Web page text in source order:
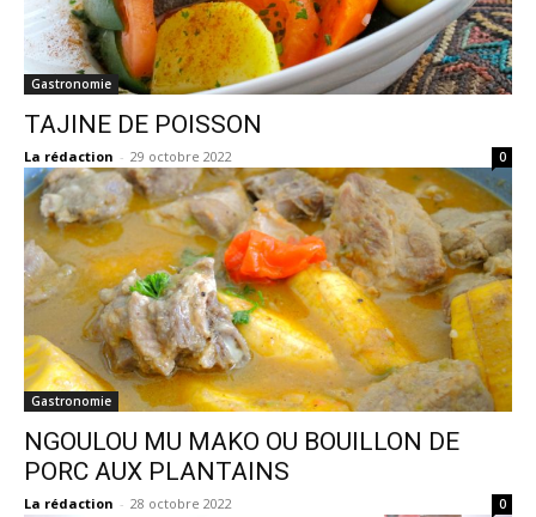
Gastronomie
TAJINE DE POISSON
La rédaction - 29 octobre 2022 0
Gastronomie
NGOULOU MU MAKO OU BOUILLON DE
PORC AUX PLANTAINS
La rédaction - 28 octobre 2022 0